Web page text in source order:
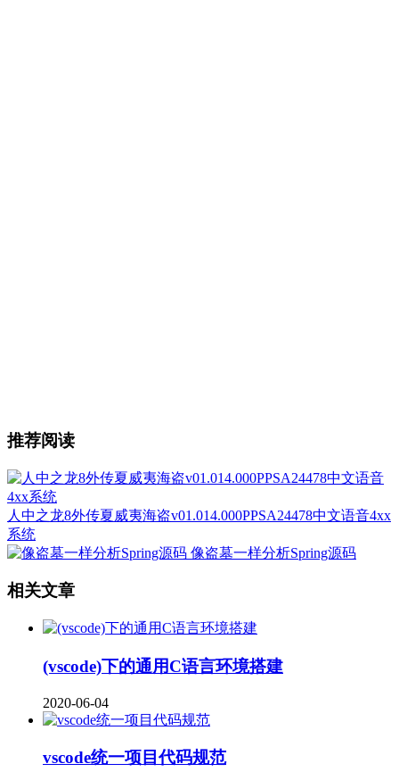
推荐阅读
人中之龙8外传夏威夷海盗v01.014.000PPSA24478中文语音4xx
系统
像盗墓一样分析Spring源码
相关文章
(vscode)下的通用C语言环境搭建
2020-06-04
vscode统一项目代码规范